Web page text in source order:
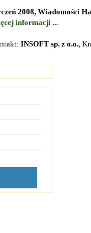
2008, Wiadomości
informacji ...
INSOFT sp. z o.o.,